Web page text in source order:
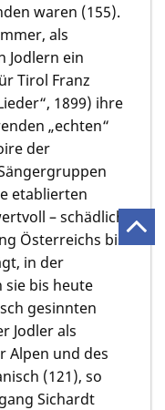
waren (155).
als
Jodlern ein
Tirol Franz
1899) ihre
„echten“
der
etablierten
– schädlich,
Österreichs bis
in der
sie bis heute
gesinnten
Jodler als
Alpen und des
(121), so
Sichardt